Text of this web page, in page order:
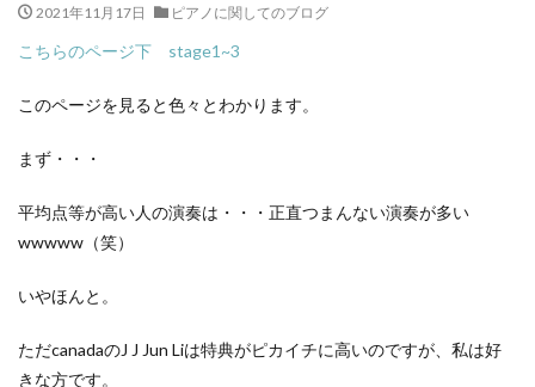
2021年11月17日 ピアノに関してのブログ
こちらのページ下 stage1~3
このページを見ると色々とわかります。
まず・・・
平均点等が高い人の演奏は・・・正直つまんない演奏が多い
wwwww（笑）
いやほんと。
ただcanadaのJ J Jun Liは特典がピカイチに高いのですが、私は好
きな方です。